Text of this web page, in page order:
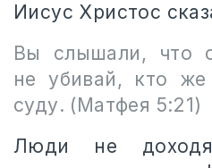
Иисус Христос
Вы слышали, что
не убивай, кто
суду. (Матфея 5:21)
Люди не